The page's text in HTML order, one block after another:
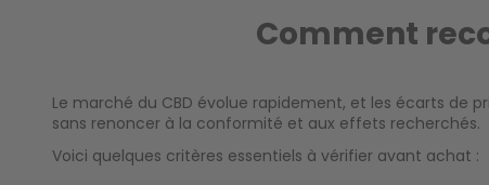
Comment
Le marché du CBD évolue rapidement, et les écarts de
sans renoncer à la conformité et aux effets recherchés.
Voici quelques critères essentiels à vérifier avant achat :